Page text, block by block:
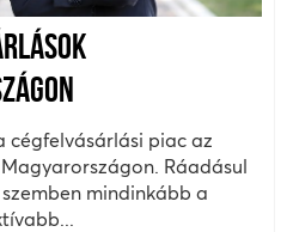
cégfelvásárlási piac az
Ráadásul
mindinkább a